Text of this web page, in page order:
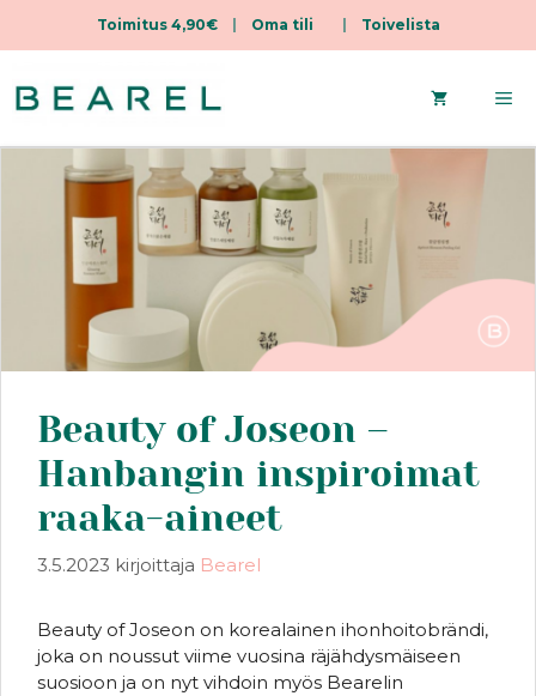
Toimitus 4,90€| Oma tili Toivelista
sisältöön
Beauty of Joseon –
Hanbangin inspiroimat
raaka-aineet
3.5.2023 kirjoittaja Bearel
Beauty of Joseon on korealainen ihonhoitobrändi,
joka on noussut viime vuosina räjähdysmäiseen
suosioon ja on nyt vihdoin myös Bearelin